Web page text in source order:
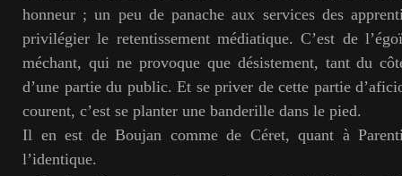
honneur ; un peu de panache aux services des
privilégier le retentissement médiatique. C’est de
méchant, qui ne provoque que désistement, tant du
d’une partie du public. Et se priver de cette partie
courent, c’est se planter une banderille dans le pied.
Il en est de Boujan comme de Céret, quant à
l’identique.